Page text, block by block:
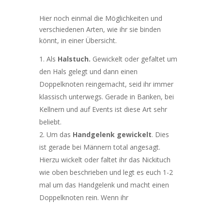
Hier noch einmal die Möglichkeiten und
verschiedenen Arten, wie ihr sie binden
könnt, in einer Übersicht.
Als Halstuch. Gewickelt oder gefaltet um
den Hals gelegt und dann einen
Doppelknoten reingemacht, seid ihr immer
klassisch unterwegs. Gerade in Banken, bei
Kellnern und auf Events ist diese Art sehr
beliebt.
Um das Handgelenk gewickelt. Dies
ist gerade bei Männern total angesagt.
Hierzu wickelt oder faltet ihr das Nickituch
wie oben beschrieben und legt es euch 1-2
mal um das Handgelenk und macht einen
Doppelknoten rein. Wenn ihr